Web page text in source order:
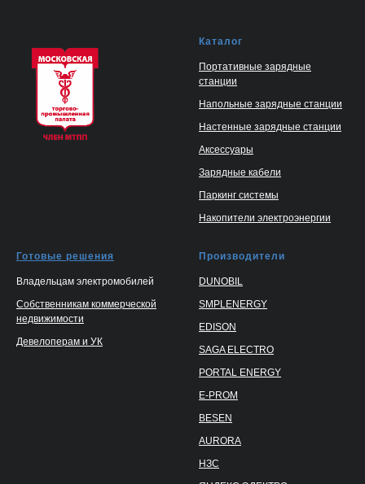
Каталог
Портативные зарядные
станции
Напольные зарядные станции
Настенные зарядные станции
Аксессуары
Зарядные кабели
Паркинг системы
Накопители электроэнергии
Готовые решения
Владельцам электромобилей
Собственникам коммерческой
недвижимости
Девелоперам и УК
Производители
DUNOBIL
SMPLENERGY
EDISON
SAGA ELECTRO
PORTAL ENERGY
E-PROM
BESEN
AURORA
НЗС